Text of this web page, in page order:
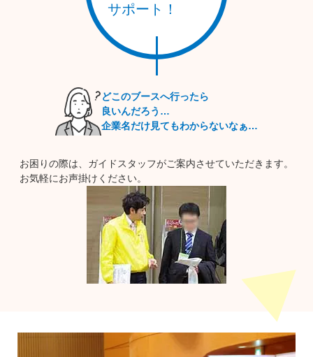
利施設などの管理活動の促進に取り組んでいます。環境つくり
に携わりたい方は新しい分野へチャレンジがしやすく、同業へ
の職務経験のある方はスキルや経験を活かしやすい環境になっ
われ、農作物や水産物に恵まれています。歴史的建造物も多く
休日は食べ歩きや観光地巡り等を楽しめるのも宮城県の魅力で
最新の情報は、本サイトにて随時ご案内いたします。
サポート！
どこのブースへ行ったら
良いんだろう…
企業名だけ見てもわからないなぁ…
お困りの際は、ガイドスタッフがご案内させていただきます。
お気軽にお声掛けください。